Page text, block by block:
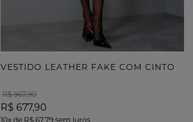
VESTIDO LEATHER FAKE COM CINTO
R$ 967,90
R$ 677,90
10xde R$ 67,79sem juros